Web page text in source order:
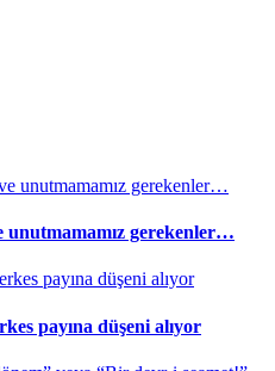
unutmamamız gerekenler…
payına düşeni alıyor